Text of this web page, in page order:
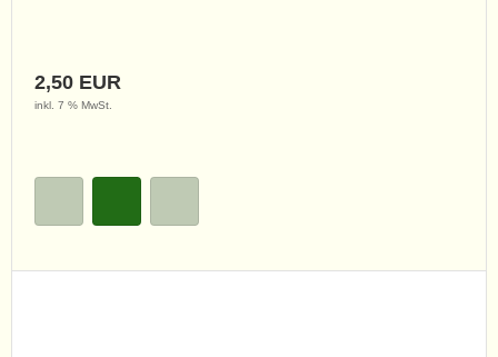
2,50 EUR
inkl. 7 % MwSt.